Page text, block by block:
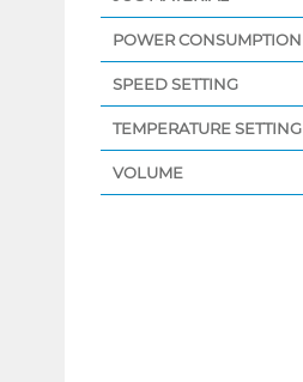
POWER CONSUMPTION
SPEED SETTING
TEMPERATURE SETTING
VOLUME